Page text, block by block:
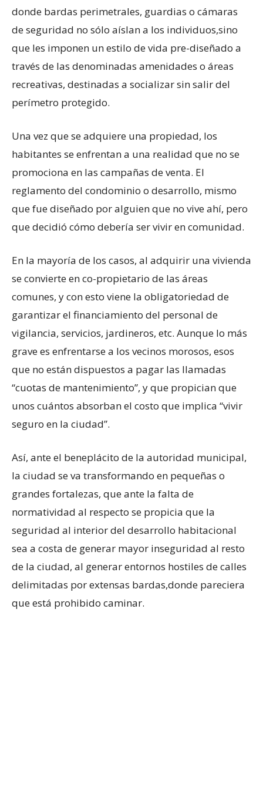
donde bardas perimetrales, guardias o cámaras
de seguridad no sólo aíslan a los individuos,sino
que les imponen un estilo de vida pre-diseñado a
través de las denominadas amenidades o áreas
recreativas, destinadas a socializar sin salir del
perímetro protegido.
Una vez que se adquiere una propiedad, los
habitantes se enfrentan a una realidad que no se
promociona en las campañas de venta. El
reglamento del condominio o desarrollo, mismo
que fue diseñado por alguien que no vive ahí, pero
que decidió cómo debería ser vivir en comunidad.
En la mayoría de los casos, al adquirir una vivienda
se convierte en co-propietario de las áreas
comunes, y con esto viene la obligatoriedad de
garantizar el financiamiento del personal de
vigilancia, servicios, jardineros, etc. Aunque lo más
grave es enfrentarse a los vecinos morosos, esos
que no están dispuestos a pagar las llamadas
“cuotas de mantenimiento”, y que propician que
unos cuántos absorban el costo que implica “vivir
seguro en la ciudad”.
Así, ante el beneplácito de la autoridad municipal,
la ciudad se va transformando en pequeñas o
grandes fortalezas, que ante la falta de
normatividad al respecto se propicia que la
seguridad al interior del desarrollo habitacional
sea a costa de generar mayor inseguridad al resto
de la ciudad, al generar entornos hostiles de calles
delimitadas por extensas bardas,donde pareciera
que está prohibido caminar.